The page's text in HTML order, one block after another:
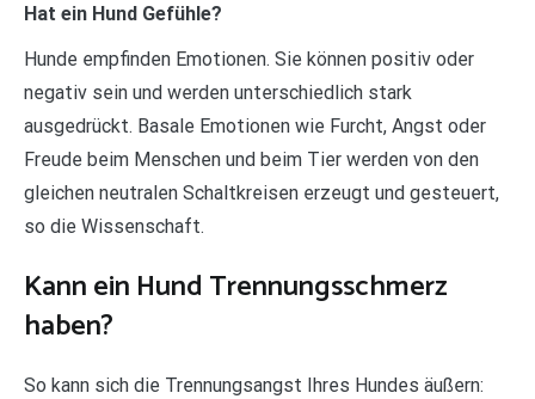
Hat ein Hund Gefühle?
Hunde empfinden Emotionen. Sie können positiv oder
negativ sein und werden unterschiedlich stark
ausgedrückt. Basale Emotionen wie Furcht, Angst oder
Freude beim Menschen und beim Tier werden von den
gleichen neutralen Schaltkreisen erzeugt und gesteuert,
so die Wissenschaft.
Kann ein Hund Trennungsschmerz
haben?
So kann sich die Trennungsangst Ihres Hundes äußern: